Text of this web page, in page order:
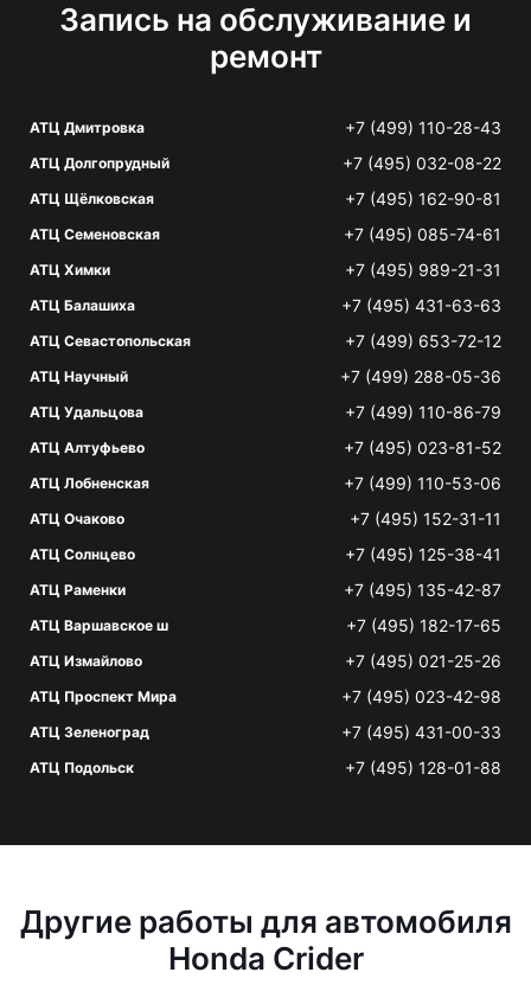
Запись на обслуживание и
ремонт
АТЦ Дмитровка +7 (499) 110-28-43
АТЦ Долгопрудный +7 (495) 032-08-22
АТЦ Щёлковская +7 (495) 162-90-81
АТЦ Семеновская +7 (495) 085-74-61
АТЦ Химки +7 (495) 989-21-31
АТЦ Балашиха +7 (495) 431-63-63
АТЦ Севастопольская +7 (499) 653-72-12
АТЦ Научный +7 (499) 288-05-36
АТЦ Удальцова +7 (499) 110-86-79
АТЦ Алтуфьево +7 (495) 023-81-52
АТЦ Лобненская +7 (499) 110-53-06
АТЦ Очаково +7 (495) 152-31-11
АТЦ Солнцево +7 (495) 125-38-41
АТЦ Раменки +7 (495) 135-42-87
АТЦ Варшавское ш +7 (495) 182-17-65
АТЦ Измайлово +7 (495) 021-25-26
АТЦ Проспект Мира +7 (495) 023-42-98
АТЦ Зеленоград +7 (495) 431-00-33
АТЦ Подольск +7 (495) 128-01-88
Другие работы для автомобиля
Honda Crider